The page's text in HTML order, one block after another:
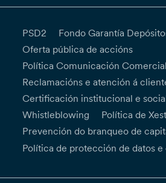
PSD2
Fondo Garantía
Oferta pública de accións
Política Comunicación Comercial
Reclamacións e atención á
Certificación institucional e
Whistleblowing
Política de
Prevención do branqueo de
Política de protección de datos e